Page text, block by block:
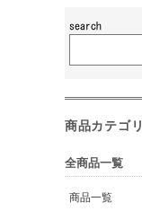
商品カテゴリ
全商品一覧
商品一覧